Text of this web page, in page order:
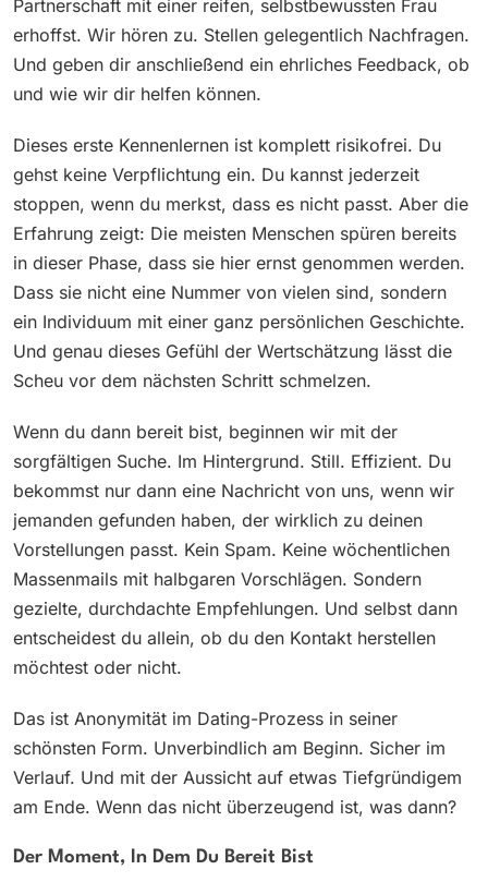
Partnerschaft mit einer reifen, selbstbewussten Frau
erhoffst. Wir hören zu. Stellen gelegentlich Nachfragen.
Und geben dir anschließend ein ehrliches Feedback, ob
und wie wir dir helfen können.
Dieses erste Kennenlernen ist komplett risikofrei. Du
gehst keine Verpflichtung ein. Du kannst jederzeit
stoppen, wenn du merkst, dass es nicht passt. Aber die
Erfahrung zeigt: Die meisten Menschen spüren bereits
in dieser Phase, dass sie hier ernst genommen werden.
Dass sie nicht eine Nummer von vielen sind, sondern
ein Individuum mit einer ganz persönlichen Geschichte.
Und genau dieses Gefühl der Wertschätzung lässt die
Scheu vor dem nächsten Schritt schmelzen.
Wenn du dann bereit bist, beginnen wir mit der
sorgfältigen Suche. Im Hintergrund. Still. Effizient. Du
bekommst nur dann eine Nachricht von uns, wenn wir
jemanden gefunden haben, der wirklich zu deinen
Vorstellungen passt. Kein Spam. Keine wöchentlichen
Massenmails mit halbgaren Vorschlägen. Sondern
gezielte, durchdachte Empfehlungen. Und selbst dann
entscheidest du allein, ob du den Kontakt herstellen
möchtest oder nicht.
Das ist Anonymität im Dating-Prozess in seiner
schönsten Form. Unverbindlich am Beginn. Sicher im
Verlauf. Und mit der Aussicht auf etwas Tiefgründigem
am Ende. Wenn das nicht überzeugend ist, was dann?
Der Moment, In Dem Du Bereit Bist